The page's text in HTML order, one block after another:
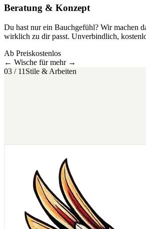
Beratung & Konzept
Du hast nur ein Bauchgefühl? Wir machen
wirklich zu dir passt. Unverbindlich,
Ab Preiskostenlos
← Wische für mehr →
03 / 11 Stile & Arbeiten